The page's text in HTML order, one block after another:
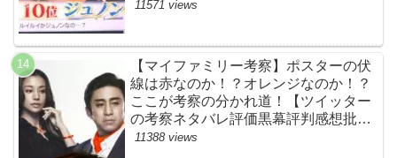
考察まとめ感想評価評判・スッキリ・
11571 views
【マイファミリー考察】ポスターの伏
線は赤なのか！？オレンジなのか！？
ここが考察の分かれ道！【ツイッター
の考察ネタバレ評価黒幕評判感想批判
原作犯人キャスト脚本あらすじ伏線ま
11388 views